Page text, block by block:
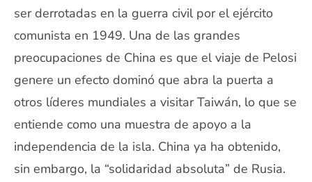
ser derrotadas en la guerra civil por el ejército
comunista en 1949. Una de las grandes
preocupaciones de China es que el viaje de Pelosi
genere un efecto dominó que abra la puerta a
otros líderes mundiales a visitar Taiwán, lo que se
entiende como una muestra de apoyo a la
independencia de la isla. China ya ha obtenido,
sin embargo, la “solidaridad absoluta” de Rusia.